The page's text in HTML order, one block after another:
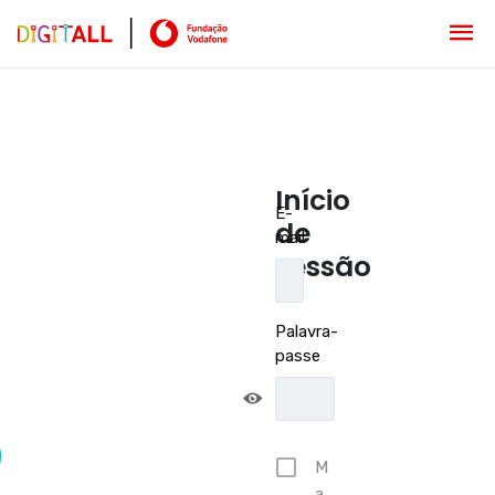
Início
de
sessão
E-
mail
Palavra-
passe
M